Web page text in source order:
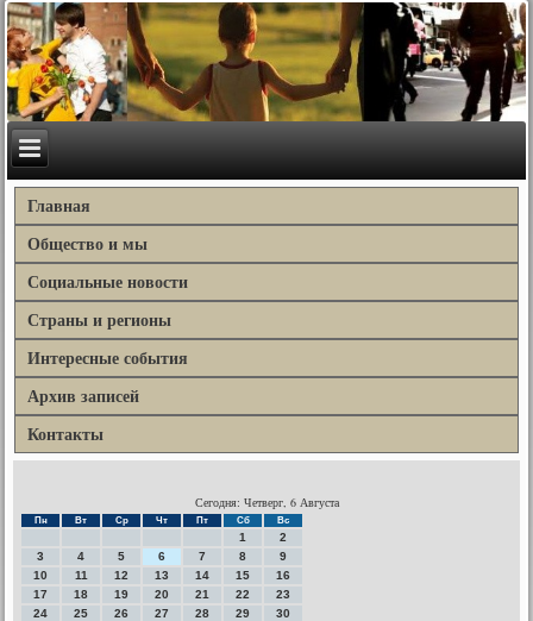
Главная
Общество и мы
Социальные новости
Страны и регионы
Интересные события
Архив записей
Контакты
Сегодня: Четверг, 6 Августа
Пн Вт Ср Чт Пт Сб Вс
1
2
3
4 5 6 7 8
9
10
11 12 13 14 15
16
17
18 19 20 21 22
23
24
25 26 27 28 29
30